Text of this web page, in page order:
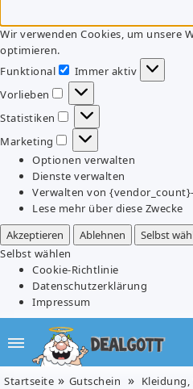
Wir verwenden Cookies, um unsere
optimieren.
Funktional
Funktional
Immer aktiv
Vorlieben
Vorlieben
Statistiken
Statistiken
Marketing
Marketing
Optionen verwalten
Dienste verwalten
Verwalten von
Lese mehr über diese Zwecke
Akzeptieren
Ablehnen Selbst
Selbst wählen
Cookie-Richtlinie
Datenschutzerklärung
Impressum
Startseite Gutschein Kleidung,